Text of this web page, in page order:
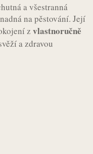
a všestranná
na pěstování. Její
z vlastnoručně
a zdravou